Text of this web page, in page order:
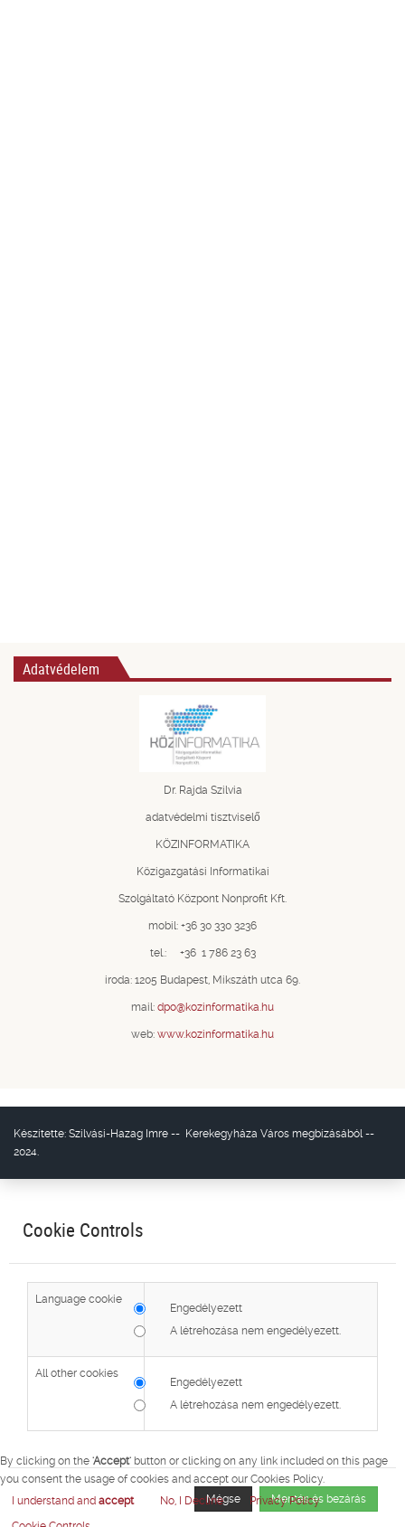
Adatvédelem
Dr. Rajda Szilvia
adatvédelmi tisztviselő
KÖZINFORMATIKA
Közigazgatási Informatikai
Szolgáltató Központ Nonprofit Kft.
mobil: +36 30 330 3236
tel.: +36 1 786 23 63
iroda: 1205 Budapest, Mikszáth utca 69.
mail: dpo@kozinformatika.hu
web: www.kozinformatika.hu
Készítette: Szilvási-Hazag Imre -- Kerekegyháza Város megbízásából --
2024.
By clicking on the 'Accept' button or clicking on any link included on this page
you consent the usage of cookies and accept our Cookies Policy.
I understand and accept No, I Decline
Privacy Policy
Cookie Controls
Language cookie
Engedélyezett
A létrehozása nem engedélyezett.
All other cookies
Engedélyezett
A létrehozása nem engedélyezett.
Mégse Mentés és bezárás